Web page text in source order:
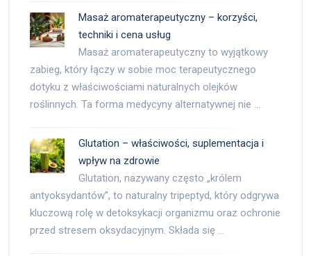
Masaż aromaterapeutyczny – korzyści,
techniki i cena usług
Masaż aromaterapeutyczny to wyjątkowy
zabieg, który łączy w sobie moc terapeutycznego
dotyku z właściwościami naturalnych olejków
roślinnych. Ta forma medycyny alternatywnej nie …
Glutation – właściwości, suplementacja i
wpływ na zdrowie
Glutation, nazywany często „królem
antyoksydantów”, to naturalny tripeptyd, który odgrywa
kluczową rolę w detoksykacji organizmu oraz ochronie
przed stresem oksydacyjnym. Składa się …